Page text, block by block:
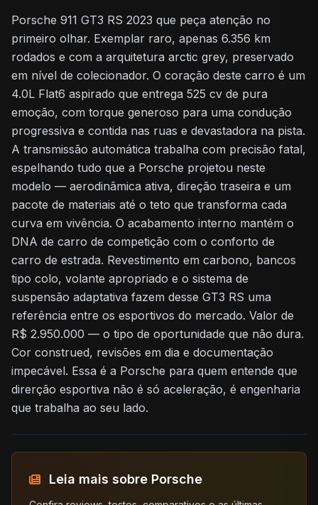
Porsche 911 GT3 RS 2023 que peça atenção no
primeiro olhar. Exemplar raro, apenas 6.356 km
rodados e com a arquitetura arctic grey, preservado
em nível de colecionador. O coração deste carro é um
4.0L Flat6 aspirado que entrega 525 cv de pura
emoção, com torque generoso para uma condução
progressiva e contida nas ruas e devastadora na pista.
A transmissão automática trabalha com precisão fatal,
espelhando tudo que a Porsche projetou neste
modelo — aerodinâmica ativa, direção traseira e um
pacote de materiais até o teto que transforma cada
curva em vivência. O acabamento interno mantém o
DNA de carro de competição com o conforto de
carro de estrada. Revestimento em carbono, bancos
tipo colo, volante apropriado e o sistema de
suspensão adaptativa fazem desse GT3 RS uma
referência entre os esportivos do mercado. Valor de
R$ 2.950.000 — o tipo de oportunidade que não dura.
Cor construed, revisões em dia e documentação
impecável. Essa é a Porsche para quem entende que
direrção esportiva não é só aceleração, é engenharia
que trabalha ao seu lado.
Leia mais sobre Porsche